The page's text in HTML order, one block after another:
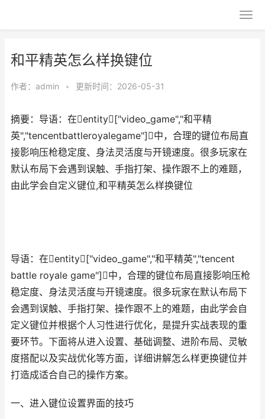
和平精英怎么样换键位
作者： admin • 更新时间：2026-05-31
摘要：导语：在entity["video_game","和平精
英","tencentbattleroyalegame"]中，合理的键位布局直
接影响压枪稳定度、身法灵活度与开镜速度。很多玩家在
默认布局下会遇到误触、手指打架、操作跟不上的难题，
由此学会自定义键位,和平精英怎么样换键位
导语：在entity["video_game","和平精英","tencent
battle royale game"]中，合理的键位布局直接影响压枪
稳定度、身法灵活度与开镜速度。很多玩家在默认布局下
会遇到误触、手指打架、操作跟不上的难题，由此学会自
定义键位并根据个人习性进行优化，是提升实战表现的重
要环节。下面将从进入设置、基础调整、进阶布局、灵敏
度搭配以及实战优化等方面，详细讲解怎么样更换键位并
打造成适合自己的操作方案。
一、进入键位设置界面的技巧